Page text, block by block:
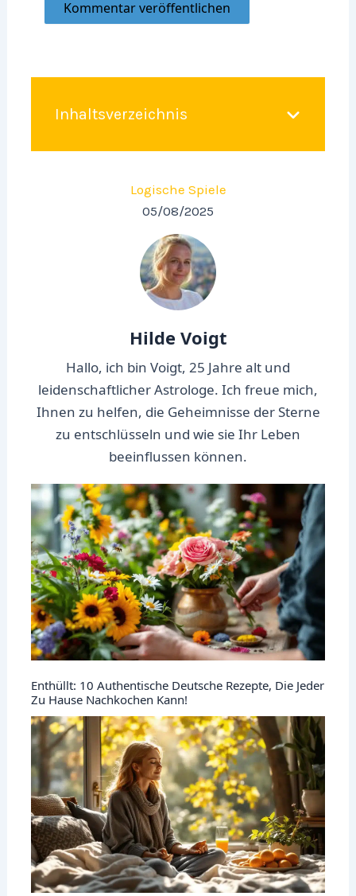
Inhaltsverzeichnis
Logische Spiele
05/08/2025
Hilde Voigt
Hallo, ich bin Voigt, 25 Jahre alt und
leidenschaftlicher Astrologe. Ich freue mich,
Ihnen zu helfen, die Geheimnisse der Sterne
zu entschlüsseln und wie sie Ihr Leben
beeinflussen können.
Enthüllt: 10 Authentische Deutsche Rezepte, Die Jeder
Zu Hause Nachkochen Kann!